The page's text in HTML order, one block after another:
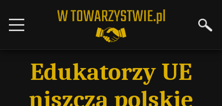
Edukatorzy UE
niszczą polskie